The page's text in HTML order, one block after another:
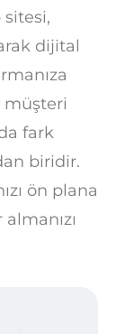
dijital
müşteri
fark
biridir.
ön plana